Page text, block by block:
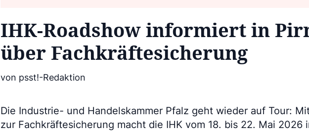
IHK-Roadshow informiert in
über Fachkräftesicherung
von psst!-Redaktion
Die Industrie- und Handelskammer Pfalz geht wieder auf Tour:
zur Fachkräftesicherung macht die IHK vom 18. bis 22. Mai 2026